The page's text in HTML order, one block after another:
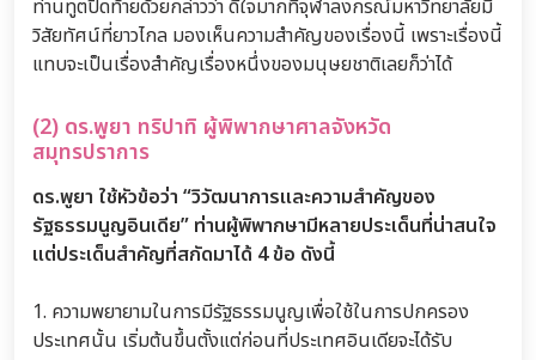
ท่านทูตปิดท้ายด้วยกล่าวว่า ดีใจมากที่จุฬาลงกรณ์มหาวิทยาลัยมี
วิสัยทัศน์ที่ยาวไกล มองเห็นความสำคัญของเรื่องนี้ เพราะเรื่องนี้
แทบจะเป็นเรื่องสำคัญเรื่องหนึ่งของมนุษยชาติเลยก็ว่าได้
(2) ดร.พูยา ทริปาทิ ผู้พิพากษาศาลจังหวัด
สมุทรปราการ
ดร.พูยา ใช้หัวข้อว่า “วิวัฒนาการและความสำคัญของ
รัฐธรรมนูญอินเดีย” ท่านผู้พิพากษามีหลายประเด็นที่น่าสนใจ
แต่ประเด็นสำคัญที่สกัดมาได้ 4 ข้อ ดังนี้
1. ความพยายามในการมีรัฐธรรมนูญเพื่อใช้ในการปกครอง
ประเทศนั้น เริ่มต้นขึ้นตั้งแต่ก่อนที่ประเทศอินเดียจะได้รับ